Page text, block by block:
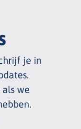
je in
we